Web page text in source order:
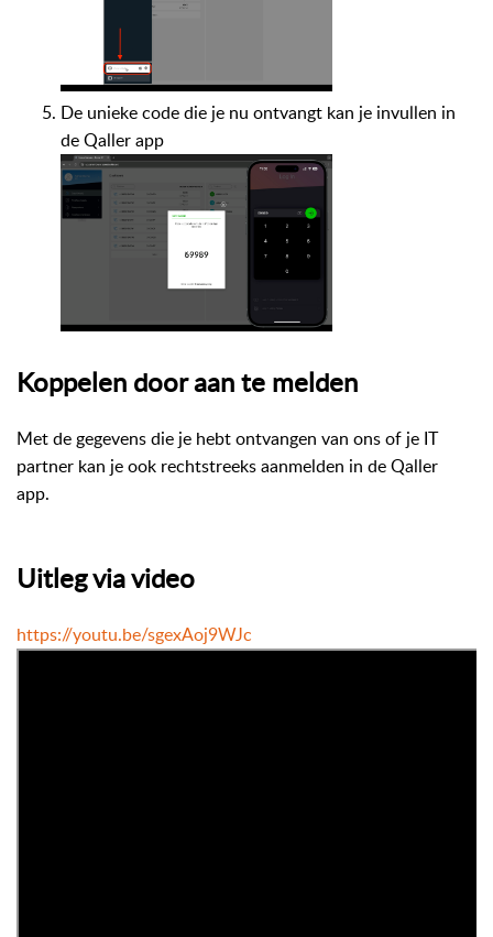
De unieke code die je nu ontvangt kan je invullen in
de Qaller app
Koppelen door aan te melden
Met de gegevens die je hebt ontvangen van ons of je IT
partner kan je ook rechtstreeks aanmelden in de Qaller
app.
Uitleg via video
https://youtu.be/sgexAoj9WJc